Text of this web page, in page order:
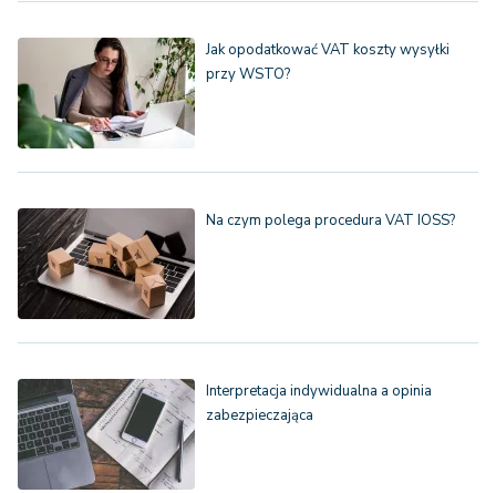
Jak opodatkować VAT koszty wysyłki
przy WSTO?
Na czym polega procedura VAT IOSS?
Interpretacja indywidualna a opinia
zabezpieczająca